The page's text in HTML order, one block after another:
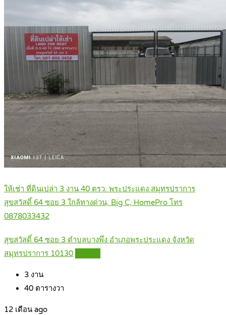
ให้เช่า ที่ดินเปล่า 3 งาน 40 ตรว. พระประแดง สมุทรปราการ
สุขสวัสดิ์ 64 ซอย 3 ใกล้ทางด่วน, Big C, HomePro โทร
0878033432
สุขสวัสดิ์ 64 ซอย 3 ตำบลบางพึ่ง อำเภอพระประแดง จังหวัด
สมุทรปราการ 10130
3 งาน
40 ตารางวา
12 เดือน ago